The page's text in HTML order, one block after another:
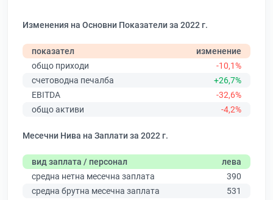
Изменения на Основни Показатели за 2022 г.
показател
изменение
общо приходи
-10,1%
счетоводна печалба
+26,7%
EBITDA
-32,6%
общо активи
-4,2%
Месечни Нива на Заплати за 2022 г.
вид заплата / персонал
лева
средна нетна месечна заплата
390
средна брутна месечна заплата
531